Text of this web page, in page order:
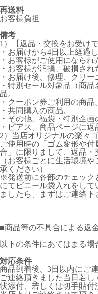
再送料
お客様負担
備考
1）【返品・交換をお受け
・お届けから4日以上経過
・お客様がご使用になられ
・お客様が汚損、破損され
・お届け後、修理、クリー
・特別セール対象品（商
品。
・クーポン券ご利用の商品。
・共同購入の商品。
・その他、福袋・特別企画
・ピアス、商品ページに返
2）当店オリジナルの楽々
ご使用時の「ゴム変形や
合」に限りまして、返品・
（お客様ごとに生活環境
承ください）
※発送前に各部のチェック
にてビニール袋入れをし
ましたら、まずはご連絡下
■商品等の不具合による返
以下の条件にあてはまる場
対応条件
商品到着後、3日以内にご
ご連絡頂きました当日若し
状添付、若しくは切手貼付